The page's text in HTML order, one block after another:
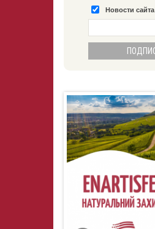
Новости сайта